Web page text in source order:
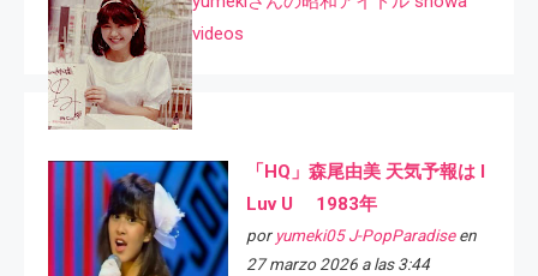
videos
「HQ」森尾由美 天気予報は I
Luv U 1983年
por yumeki05 J-PopParadiseen
27 marzo 2026 a las 3:44